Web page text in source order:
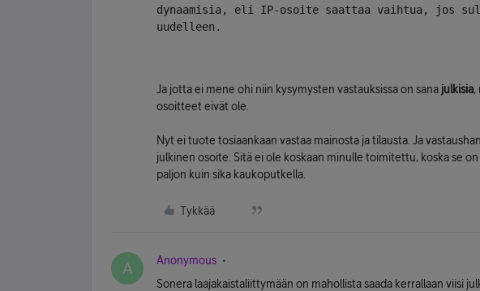
dynaamisia, eli IP-osoite saattaa vaihtua, jos
uudelleen.
Ja jotta ei mene ohi niin kysymysten vastauksissa on sana julkisia,
osoitteet eivät ole.
Nyt ei tuote tosiaankaan vastaa mainosta ja tilausta. Ja
julkinen osoite. Sitä ei ole koskaan minulle toimitettu, koska se
paljon kuin sika kaukoputkella.
Tykkää
A Anonymous
Sonera laajakaistaliittymään on mahollista saada kerrallaan viisi